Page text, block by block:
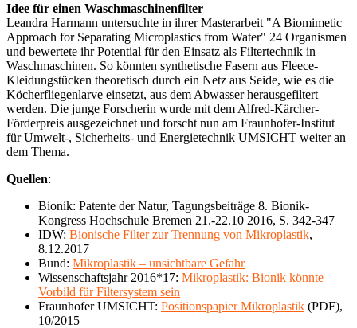
Idee für einen Waschmaschinenfilter
Leandra Harmann untersuchte in ihrer Masterarbeit "A Biomimetic
Approach for Separating Microplastics from Water" 24 Organismen
und bewertete ihr Potential für den Einsatz als Filtertechnik in
Waschmaschinen. So könnten synthetische Fasern aus Fleece-
Kleidungstücken theoretisch durch ein Netz aus Seide, wie es die
Köcherfliegenlarve einsetzt, aus dem Abwasser herausgefiltert
werden. Die junge Forscherin wurde mit dem Alfred-Kärcher-
Förderpreis ausgezeichnet und forscht nun am Fraunhofer-Institut
für Umwelt-, Sicherheits- und Energietechnik UMSICHT weiter an
dem Thema.
Quellen:
Bionik: Patente der Natur, Tagungsbeiträge 8. Bionik-
Kongress Hochschule Bremen 21.-22.10 2016, S. 342-347
IDW: Bionische Filter zur Trennung von Mikroplastik,
8.12.2017
Bund: Mikroplastik – unsichtbare Gefahr
Wissenschaftsjahr 2016*17: Mikroplastik: Bionik könnte
Vorbild für Filtersystem sein
Fraunhofer UMSICHT: Positionspapier Mikroplastik (PDF),
10/2015